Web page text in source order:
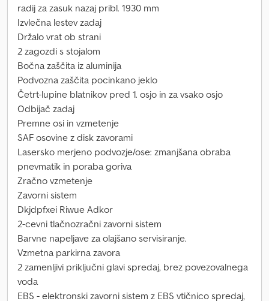
radij za zasuk nazaj pribl. 1930 mm
Izvlečna lestev zadaj
Držalo vrat ob strani
2 zagozdi s stojalom
Bočna zaščita iz aluminija
Podvozna zaščita pocinkano jeklo
Četrt-lupine blatnikov pred 1. osjo in za vsako osjo
Odbijač zadaj
Premne osi in vzmetenje
SAF osovine z disk zavorami
Lasersko merjeno podvozje/ose: zmanjšana obraba
pnevmatik in poraba goriva
Zračno vzmetenje
Zavorni sistem
Dkjdpfxei Riwue Adkor
2-cevni tlačnozračni zavorni sistem
Barvne napeljave za olajšano servisiranje.
Vzmetna parkirna zavora
2 zamenljivi priključni glavi spredaj, brez povezovalnega
voda
EBS - elektronski zavorni sistem z EBS vtičnico spredaj,